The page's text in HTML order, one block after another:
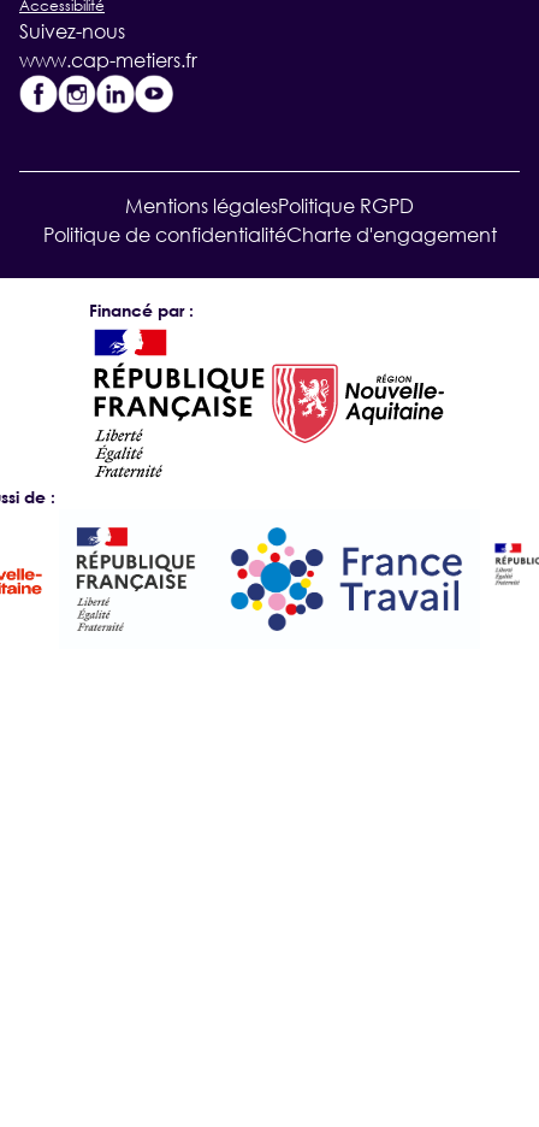
Accessibilité
Suivez-nous
www.cap-metiers.fr
Mentions légalesPolitique RGPD
Politique de confidentialitéCharte d'engagement
Financé par :
de :